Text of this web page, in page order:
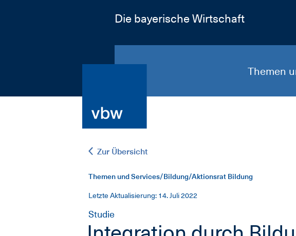
Die bayerische Wirtschaft
Themen
Zur Übersicht
Themen und Services/Bildung/Aktionsrat Bildung
Letzte Aktualisierung: 14. Juli 2022
Studie